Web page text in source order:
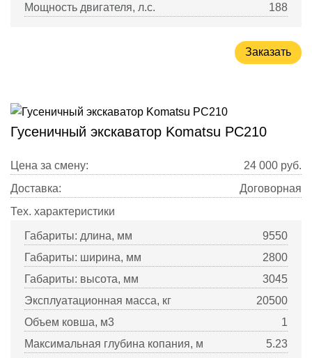
Мощность двигателя, л.с.
188
Заказать
Гусеничный экскаватор Komatsu PC210
Цена за смену: 24 000 руб.
Доставка:
Договорная
Тех. характеристики
Габариты: длина, мм
9550
Габариты: ширина, мм
2800
Габариты: высота, мм
3045
Эксплуатационная масса, кг
20500
Объем ковша, м3
1
Максимальная глубина копания, м
5.23